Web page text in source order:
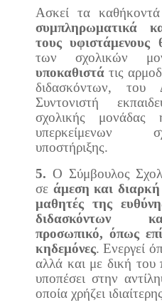
Ασκεί τα
συμπληρωματικά
τους υφιστάμενους
των σχολικών
υποκαθιστά τις
διδασκόντων, του
Συντονιστή
σχολικής μονάδας
υπερκείμενων
υποστήριξης.
5. Ο Σύμβουλος
σε άμεση και διαρκή
μαθητές της
διδασκόντων
προσωπικό, όπως
κηδεμόνες. Ενεργεί
αλλά και με δική
υποπέσει στην
οποία χρήζει